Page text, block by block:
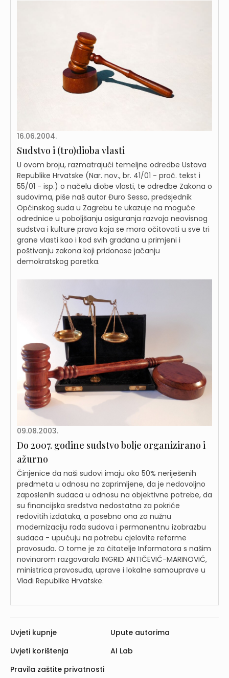
16.06.2004.
Sudstvo i (tro)dioba vlasti
U ovom broju, razmatrajući temeljne odredbe Ustava
Republike Hrvatske (Nar. nov., br. 41/01 - proč. tekst i
55/01 - isp.) o načelu diobe vlasti, te odredbe Zakona o
sudovima, piše naš autor Đuro Sessa, predsjednik
Općinskog suda u Zagrebu te ukazuje na moguće
odrednice u poboljšanju osiguranja razvoja neovisnog
sudstva i kulture prava koja se mora očitovati u sve tri
grane vlasti kao i kod svih građana u primjeni i
poštivanju zakona koji pridonose jačanju
demokratskog poretka.
09.08.2003.
Do 2007. godine sudstvo bolje organizirano i
ažurno
Činjenice da naši sudovi imaju oko 50% neriješenih
predmeta u odnosu na zaprimljene, da je nedovoljno
zaposlenih sudaca u odnosu na objektivne potrebe, da
su financijska sredstva nedostatna za pokriće
redovitih izdataka, a posebno ona za nužnu
modernizaciju rada sudova i permanentnu izobrazbu
sudaca - upućuju na potrebu cjelovite reforme
pravosuđa. O tome je za čitatelje Informatora s našim
novinarom razgovarala INGRID ANTIČEVIĆ-MARINOVIĆ,
ministrica pravosuđa, uprave i lokalne samouprave u
Vladi Republike Hrvatske.
Uvjeti kupnje
Uvjeti korištenja
Pravila zaštite privatnosti
Upute autorima
AI Lab